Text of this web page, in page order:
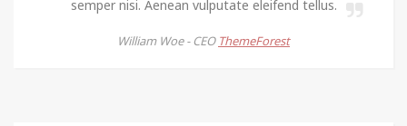
semper nisi. Aenean vulputate eleifend tellus.
William Woe - CEO ThemeForest